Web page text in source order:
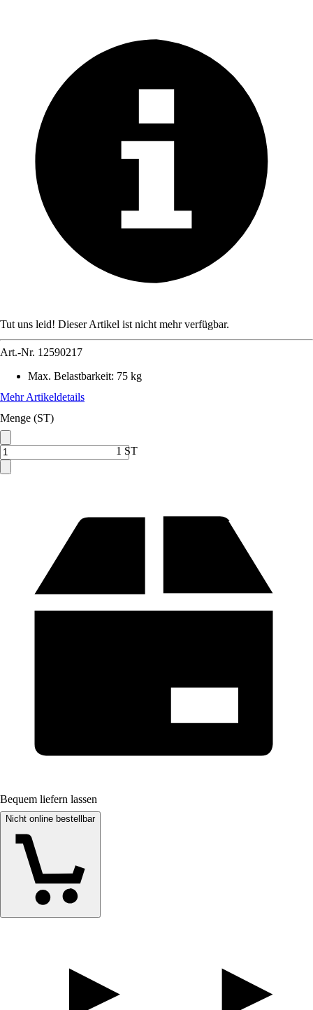
Tut uns leid! Dieser Artikel ist nicht mehr verfügbar.
Art.-Nr. 12590217
Max. Belastbarkeit: 75 kg
Mehr Artikeldetails
Menge (ST)
1 ST
Bequem liefern lassen
Nicht online bestellbar